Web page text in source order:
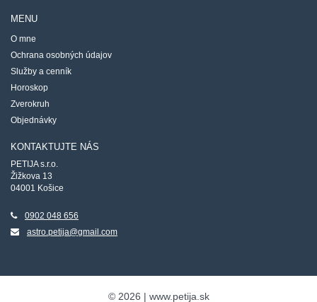
MENU
O mne
Ochrana osobných údajov
Služby a cenník
Horoskop
Zverokruh
Objednávky
KONTAKTUJTE NÁS
PETIJA s.r.o.
Žižkova 13
04001 Košice
0902 048 656
astro.petija@gmail.com
© 2026 | www.petija.sk